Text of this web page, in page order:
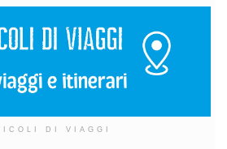
DI VIAGGI